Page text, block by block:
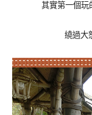
其實第一個玩
繞過大